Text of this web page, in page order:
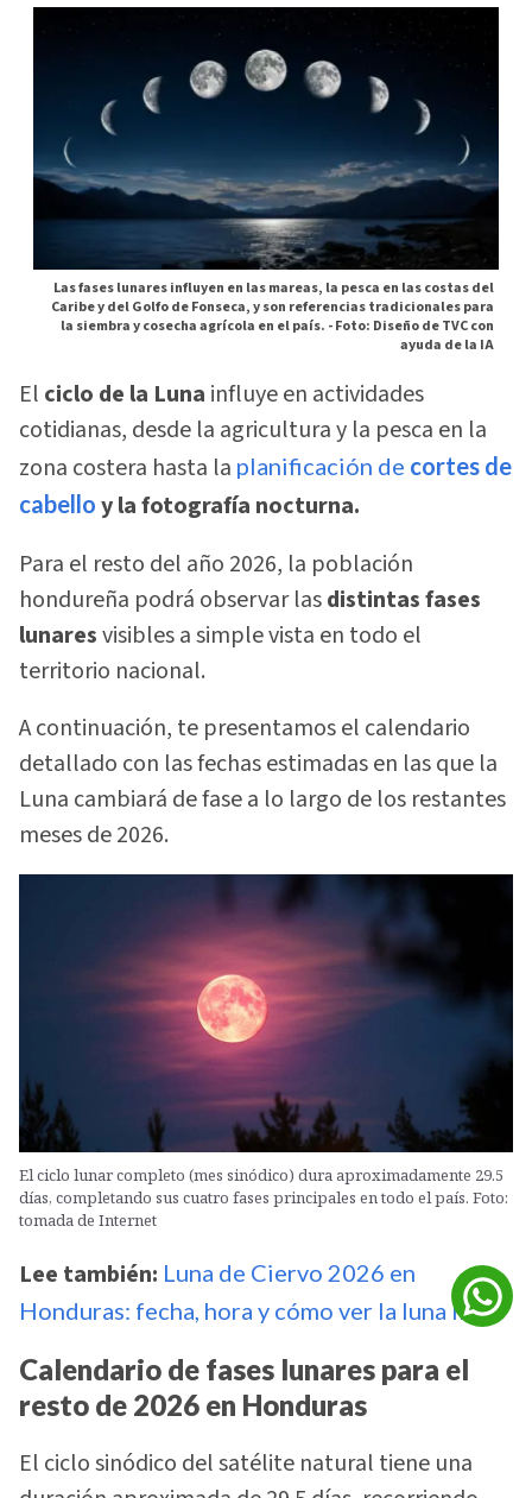
Las fases lunares influyen en las mareas, la pesca en las costas del
Caribe y del Golfo de Fonseca, y son referencias tradicionales para
la siembra y cosecha agrícola en el país. -Foto: Diseño de TVC con
ayuda de la IA
El ciclo de la Luna influye en actividades
cotidianas, desde la agricultura y la pesca en la
zona costera hasta la planificación de cortes de
cabello y la fotografía nocturna.
Para el resto del año 2026, la población
hondureña podrá observar lasdistintas fases
lunaresvisibles a simple vista en todo el
territorio nacional.
A continuación, te presentamos el calendario
detallado con las fechas estimadas en las que la
Luna cambiará de fase a lo largo de los restantes
meses de 2026.
El ciclo lunar completo (mes sinódico) dura aproximadamente 29.5
días, completando sus cuatro fases principales en todo el país. Foto:
tomada de Internet
Lee también: Luna de Ciervo 2026 en
Honduras: fecha, hora y cómo ver la luna llena
Calendario de fases lunares para el
resto de 2026 en Honduras
El ciclo sinódico del satélite natural tiene una